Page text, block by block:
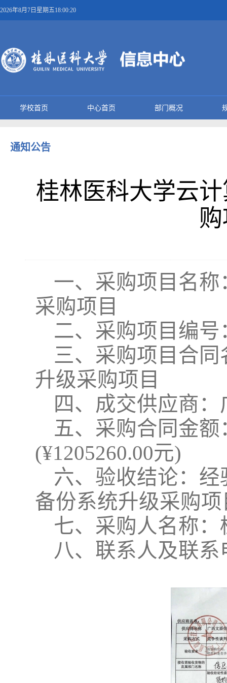
2026年8月7日星期五18:00:20
学校首页 中心首页 部门概况
通知公告
桂林医科大学云
一、采购项目名称
采购项目
二、采购项目编号
三、采购项目合同
升级采购项目
四 、成交供应商：
五、采购合同金额
(¥1205260.00元)
六、验收结论：
备份系统升级采购项
七、采购人名称
八、联系人及联系